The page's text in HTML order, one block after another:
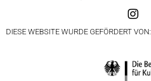
DIESE WEBSITE WURDE GEFÖRDERT VON: